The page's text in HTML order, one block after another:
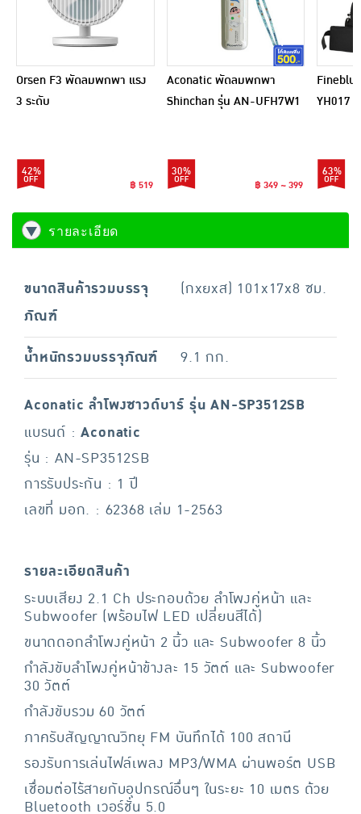
Orsen F3 พัดลมพกพา แรง
3 ระดับ
42%
฿ 519
Aconatic พัดลมพกพา
Shinchan รุ่น AN-UFH7W1
30%
฿ 349 ~ 399
YH017
63%
รายละเอียด
ขนาดสินค้ารวมบรรจุ
ภัณฑ์
(กxยxส) 101x17x8 ซม.
น้ำหนักรวมบรรจุภัณฑ์ 9.1 กก.
Aconatic ลำโพงซาวด์บาร์ รุ่น AN-SP3512SB
แบรนด์ :Aconatic
รุ่น : AN-SP3512SB
การรับประกัน : 1 ปี
เลขที่ มอก. : 62368 เล่ม 1-2563
รายละเอียดสินค้า
ระบบเสียง 2.1 Ch ประกอบด้วย ลำโพงคู่หน้า และ
Subwoofer (พร้อมไฟ LED เปลี่ยนสีได้)
ขนาดดอกลำโพงคู่หน้า 2 นิ้ว และ Subwoofer 8 นิ้ว
กำลังขับลำโพงคู่หน้าข้างละ 15 วัตต์ และ Subwoofer
30 วัตต์
กำลังขับรวม 60 วัตต์
ภาครับสัญญาณวิทยุ FM บันทึกได้ 100 สถานี
รองรับการเล่นไฟล์เพลง MP3/WMA ผ่านพอร์ต USB
เชื่อมต่อไร้สายกับอุปกรณ์อื่นๆ ในระยะ 10 เมตร ด้วย
Bluetooth เวอร์ชั่น 5.0